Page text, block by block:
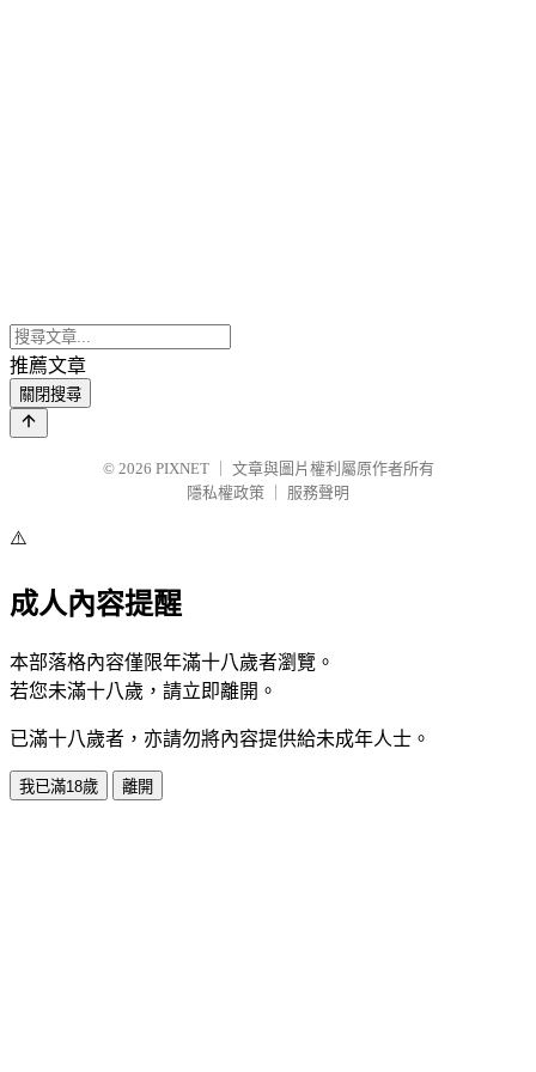
推薦文章
關閉搜尋
© 2026 PIXNET
文章與圖片權利屬原作者所有
隱私權政策
服務聲明
⚠️
成人內容提醒
本部落格內容僅限年滿十八歲者瀏覽。
若您未滿十八歲，請立即離開。
已滿十八歲者，亦請勿將內容提供給未成年人士。
我已滿18歲 離開